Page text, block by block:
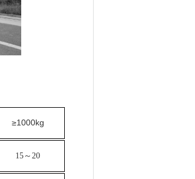
≥1000kg
15 ～ 20